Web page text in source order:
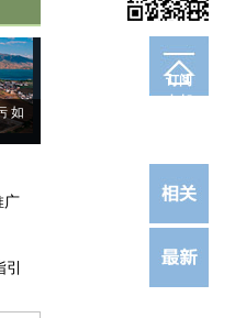
订阅
电邮
如
广
引